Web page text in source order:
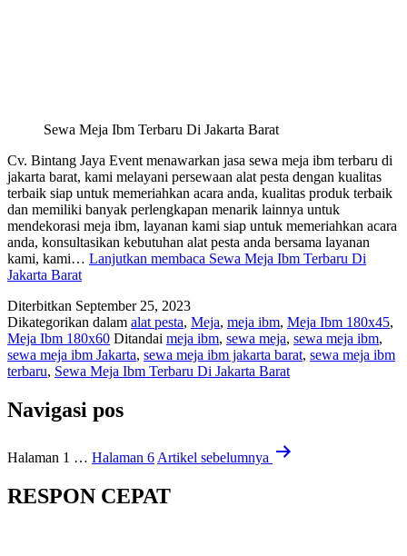
Sewa Meja Ibm Terbaru Di Jakarta Barat
Cv. Bintang Jaya Event menawarkan jasa sewa meja ibm terbaru di
jakarta barat, kami melayani persewaan alat pesta dengan kualitas
terbaik siap untuk memeriahkan acara anda, kualitas produk terbaik
dan memiliki banyak perlengkapan menarik lainnya untuk
mendekorasi meja ibm, layanan kami siap untuk memeriahkan acara
anda, konsultasikan kebutuhan alat pesta anda bersama layanan
kami, kami… Lanjutkan membaca Sewa Meja Ibm Terbaru Di
Jakarta Barat
Diterbitkan September 25, 2023
Dikategorikan dalam alat pesta, Meja, meja ibm, Meja Ibm 180x45,
Meja Ibm 180x60 Ditandai meja ibm, sewa meja, sewa meja ibm,
sewa meja ibm Jakarta, sewa meja ibm jakarta barat, sewa meja ibm
terbaru, Sewa Meja Ibm Terbaru Di Jakarta Barat
Navigasi pos
Halaman 1 … Halaman 6 Artikel sebelumnya
RESPON CEPAT